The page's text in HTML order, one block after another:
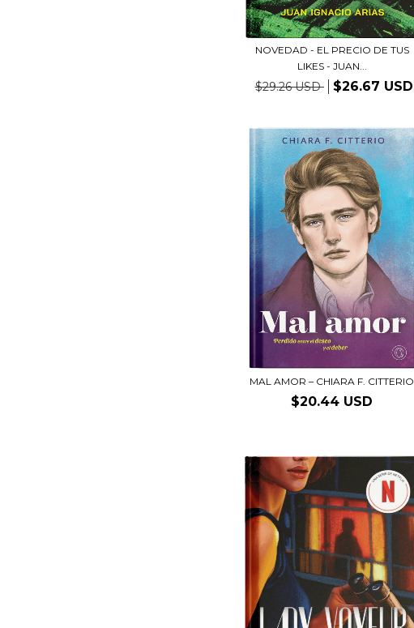
NOVEDAD - EL PRECIO DE TUS
LIKES - JUAN...
$29.26 USD $26.67 USD
MAL AMOR – CHIARA F. CITTERIO
$20.44 USD